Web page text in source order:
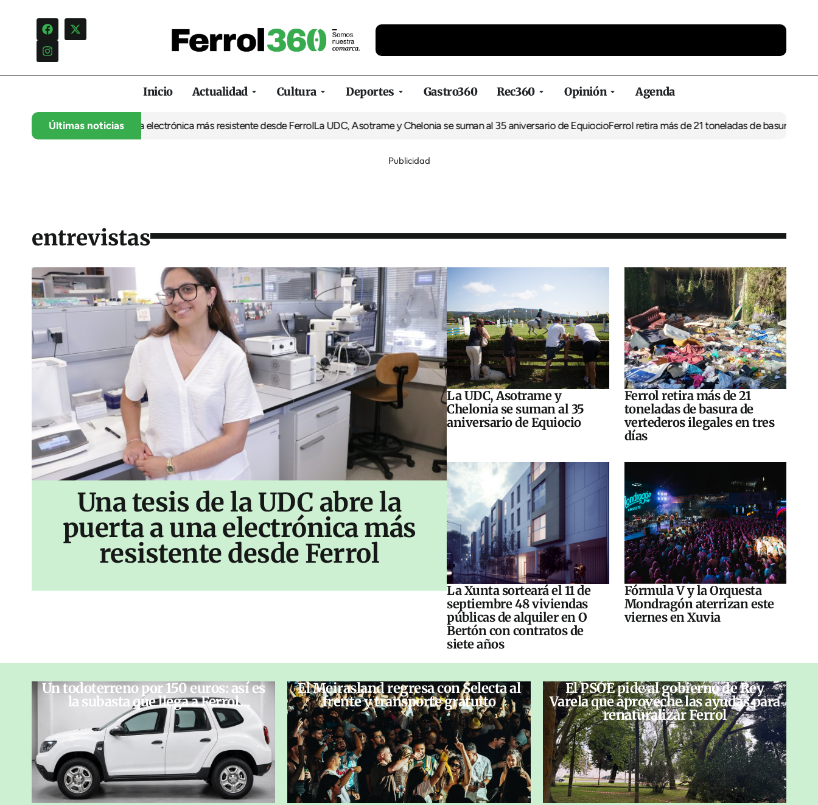
Inicio Actualidad Cultura Deportes Gastro360 Rec360 Opinión Agenda
Últimas noticias
abre la puerta a una electrónica más resistente desde FerrolLa UDC, Asotrame y Chelonia se suman al 35 aniversario de EquiocioFerrol retira más de 21 toneladas de basura de vertederos
Publicidad
entrevistas
Una tesis de la UDC abre la
puerta a una electrónica más
resistente desde Ferrol
La UDC, Asotrame y
Chelonia se suman al 35
aniversario de Equiocio
Ferrol retira más de 21
toneladas de basura de
vertederos ilegales en tres
días
La Xunta sorteará el 11 de
septiembre 48 viviendas
públicas de alquiler en O
Bertón con contratos de
siete años
Fórmula V y la Orquesta
Mondragón aterrizan este
viernes en Xuvia
Un todoterreno por 150 euros: así es
la subasta que llega a Ferrol
El Meirasland regresa con Selecta al
frente y transporte gratuito
El PSOE pide al gobierno de Rey
Varela que aproveche las ayudas para
renaturalizar Ferrol